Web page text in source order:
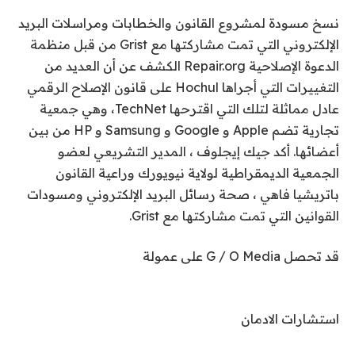
نسخ مسودة لمشروع القانون والخطابات ومراسلات البريد
الإلكتروني التي تمت مشاركتها مع Grist من قبل منظمة
الدعوة الإصلاحية Repair.org الكشف عن أن العديد من
التغييرات التي أجراها Hochul على قانون الإصلاح الرقمي
عادل مماثلة لتلك التي اقترحها TechNet، وهي جمعية
تجارية تضم Apple و Google و Samsung و HP من بين
أعضائها. أكد جيك إيجلوف ، المدير التشريعي لعضو
الجمعية الديمقراطية لولاية نيويورك وراعية القانون
باتريشيا فاهي ، صحة رسائل البريد الإلكتروني ومسودات
القوانين التي تمت مشاركتها مع Grist.
قد تحصل G / O Media على عمولة
استشارات الادمان